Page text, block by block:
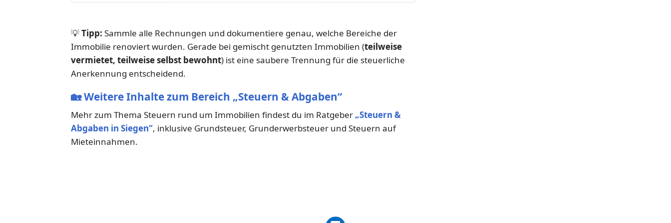
💡Tipp: Sammle alle Rechnungen und dokumentiere genau, welche Bereiche der
Immobilie renoviert wurden. Gerade bei gemischt genutzten Immobilien (teilweise
vermietet, teilweise selbst bewohnt) ist eine saubere Trennung für die steuerliche
Anerkennung entscheidend.
🏡Weitere Inhalte zum Bereich „Steuern & Abgaben“
Mehr zum Thema Steuern rund um Immobilien findest du im Ratgeber„Steuern &
Abgaben in Siegen“, inklusive Grundsteuer, Grunderwerbsteuer und Steuern auf
Mieteinnahmen.